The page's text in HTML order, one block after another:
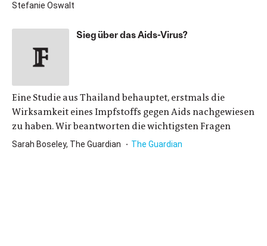
Stefanie Oswalt
Sieg über das Aids-Virus?
Eine Studie aus Thailand behauptet, erstmals die
Wirksamkeit eines Impfstoffs gegen Aids nachgewiesen
zu haben. Wir beantworten die wichtigsten Fragen
Sarah Boseley, The Guardian The Guardian